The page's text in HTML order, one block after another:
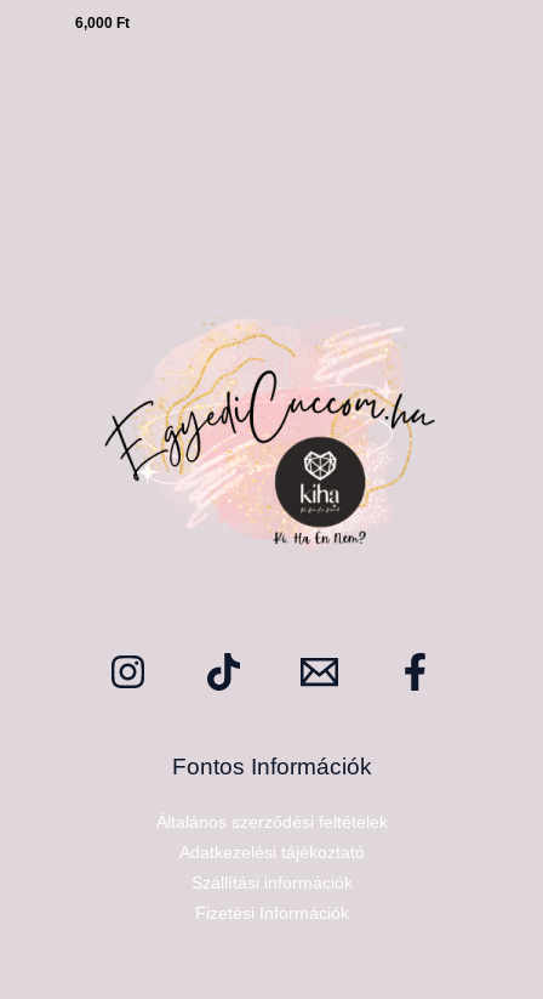
6,000Ft
Fontos Információk
Általános szerződési feltételek
Adatkezelési tájékoztató
Szállítási információk
Fizetési Információk